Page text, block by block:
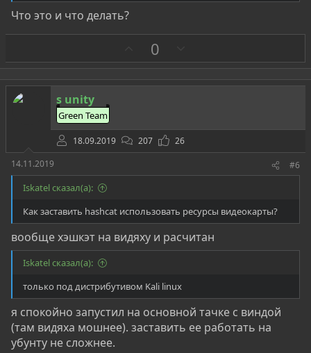
Что это и что делать?
а
0
р
о
s unity
Green Team
18.09.2019 207
26
14.11.2019
#6
Iskatel сказал(а):
Как заставить hashcat использовать ресурсы видеокарты?
вообще хэшкэт на видяху и расчитан
Iskatel сказал(а):
только под дистрибутивом Kali linux
я спокойно запустил на основной тачке с виндой
(там видяха мошнее). заставить ее работать на
убунту не сложнее.